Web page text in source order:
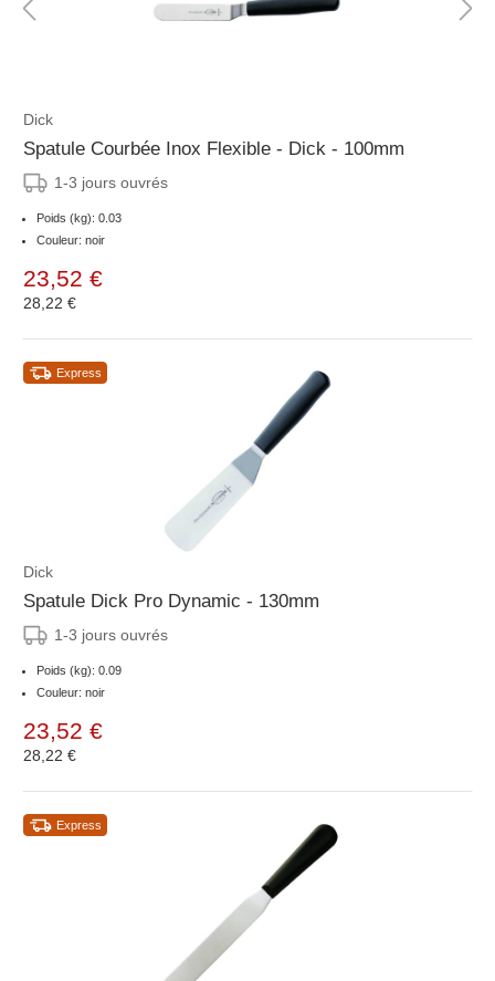
Dick
Spatule Courbée Inox Flexible - Dick - 100mm
1-3 jours ouvrés
Poids (kg): 0.03
Couleur: noir
23,52 €
28,22 €
Express
Dick
Spatule Dick Pro Dynamic - 130mm
1-3 jours ouvrés
Poids (kg): 0.09
Couleur: noir
23,52 €
28,22 €
Express